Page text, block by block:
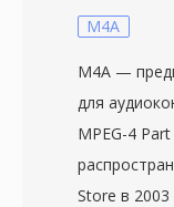
кадрами
среднем
битрейтом.
M4A
M4A —
для
MPEG-4
Store в